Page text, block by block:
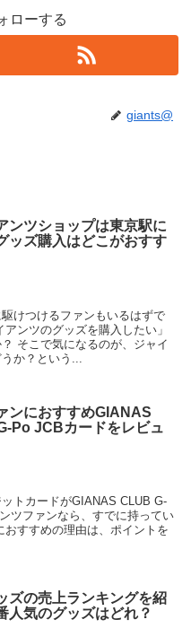
ローする
giants@
ンツショップは東京駅に
ッズ購入はどこがおすす
けつけるファンもいるはずで
ンツのグッズを購入したい」
そこで気になるのが、ジャイ
か？という...
ンにおすすめGIANAS
Po JCBカードをレビュ
トカードがGIANAS CLUB G-
ツファンなら、すでに持ってい
すすめの理由は、ポイントを
ズの売上ランキングを紹
人気のグッズはどれ？